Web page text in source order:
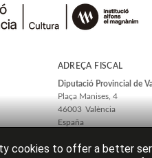
ADREÇA FISCAL
Diputació Provincial de
Plaça Manises, 4
46003 València
España
cookies to offer a better